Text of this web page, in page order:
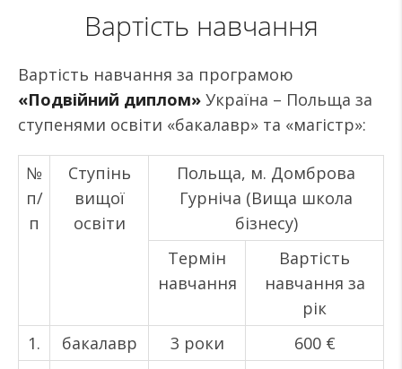
Вартість навчання
Вартість навчання за програмою
«Подвійний диплом» Україна – Польща за
ступенями освіти «бакалавр» та «магістр»:
№
п/
п
Ступінь
вищої
освіти
Польща, м. Домброва
Гурніча (Вища школа
бізнесу)
Термін
навчання
Вартість
навчання за
рік
1.
бакалавр 3 роки
600 €